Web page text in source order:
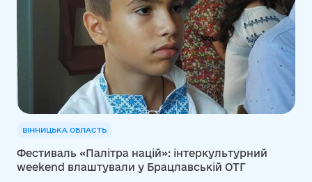
ВІННИЦЬКА ОБЛАСТЬ
Фестиваль «Палітра націй»: інтеркультурний
weekend влаштували у Брацлавській ОТГ